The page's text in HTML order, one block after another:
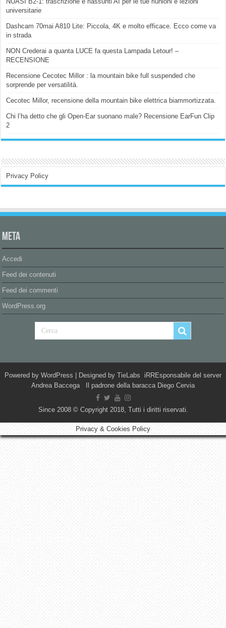
universitarie
Dashcam 70mai A810 Lite: Piccola, 4K e molto efficace. Ecco come va
in strada
NON Crederai a quanta LUCE fa questa Lampada Letour! –
RECENSIONE
Recensione Cecotec Millor : la mountain bike full suspended che
sorprende per versatilità.
Cecotec Millor, recensione della mountain bike elettrica biammortizzata.
Chi l’ha detto che gli Open-Ear suonano male? Recensione EarFun Clip
2
Privacy Policy
Meta
Accedi
Feed dei contenuti
Feed dei commenti
WordPress.org
Powered by WordPress | Designed by TieLabs iRREsponsabile del server
Andrea Baccega Il padrone della baracca Diego Cervia
Since 2008 © Copyright 2018, Tutti i diritti riservati.
Privacy & Cookies Policy